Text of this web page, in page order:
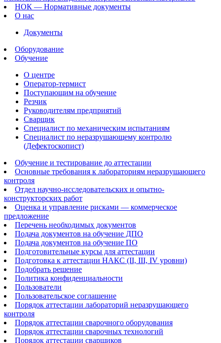
НОК — Нормативные документы
О нас
Документы
Оборудование
Обучение
О центре
Оператор-термист
Поступающим на обучение
Резчик
Руководителям предприятий
Сварщик
Специалист по механическим испытаниям
Специалист по неразрушающему контролю
(Дефектоскопист)
Обучение и тестирование до аттестации
Основные требования к лабораториям неразрушающего
контроля
Отдел научно-исследовательских и опытно-
конструкторских работ
Оценка и управление рисками — коммерческое
предложение
Перечень необходимых документов
Подача документов на обучение ДПО
Подача документов на обучение ПО
Подготовительные курсы для аттестации
Подготовка к аттестации НАКС (II, III, IV уровни)
Подобрать решение
Политика конфиденциальности
Пользователи
Пользовательское соглашение
Порядок аттестации лабораторий неразрушающего
контроля
Порядок аттестации сварочного оборудования
Порядок аттестации сварочных технологий
Порядок аттестации сварщиков